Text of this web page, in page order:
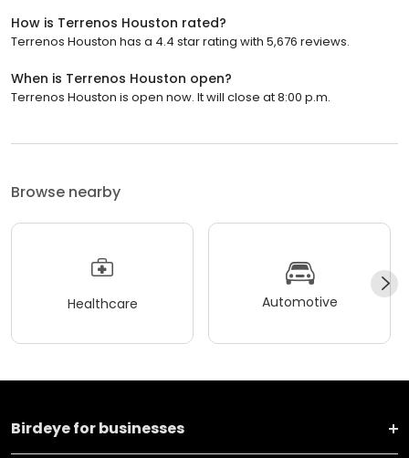
How is Terrenos Houston rated?
Terrenos Houston has a 4.4 star rating with 5,676 reviews.
When is Terrenos Houston open?
Terrenos Houston is open now. It will close at 8:00 p.m.
Browse nearby
Healthcare Automotive
Birdeye for businesses